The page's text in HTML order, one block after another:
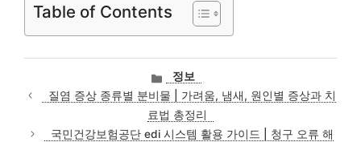
Table of Contents
카
테
고
리
정보
질염 증상 종류별 분비물 | 가려움, 냄새, 원인별 증상과 치
료법 총정리
국민건강보험공단 edi 시스템 활용 가이드 | 청구 오류 해